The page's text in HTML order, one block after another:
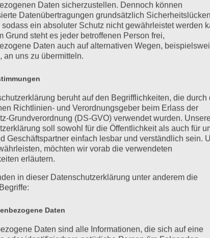
Sie jederzeit gern
Daten sicherzustellen. Dennoch können
Datenübertragungen grundsätzlich
ein absoluter Schutz nicht gewährleistet werden
Grund steht es jeder betroffenen Person frei,
Daten auch auf alternativen Wegen,
an uns zu übermitteln.
beruht auf den Begrifflichkeiten, die durch
Richtlinien- und Verordnungsgeber beim Erlass der
Grundverordnung (DS-GVO) verwendet wurden.
soll sowohl für die Öffentlichkeit als auch für
Geschäftspartner einfach lesbar und verständlich sein.
möchten wir vorab die verwendeten
erläutern.
in dieser Datenschutzerklärung unter anderem die
Daten
Daten sind alle Informationen, die sich auf eine